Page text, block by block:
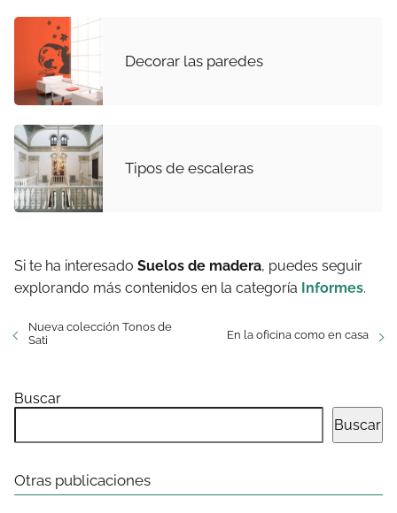
Decorar las paredes
Tipos de escaleras
Si te ha interesado Suelos de madera, puedes seguir
explorando más contenidos en la categoría Informes.
Nueva colección Tonos de
Sati
En la oficina como en casa
Buscar
Buscar
Otras publicaciones